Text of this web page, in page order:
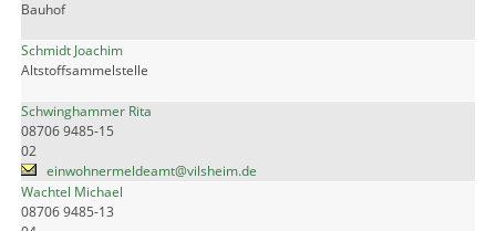
Bauhof
Schmidt Joachim
Altstoffsammelstelle
Schwinghammer Rita
08706 9485-15
02
einwohnermeldeamt@vilsheim.de
Wachtel Michael
08706 9485-13